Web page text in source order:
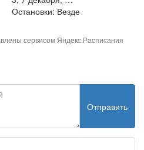
Остановки: Везде
сервисом Яндекс.Расписания
Отправить